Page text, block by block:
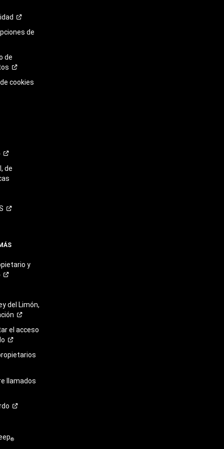
de
de
cookies
de
y
del Limón,
el acceso
llamados
®